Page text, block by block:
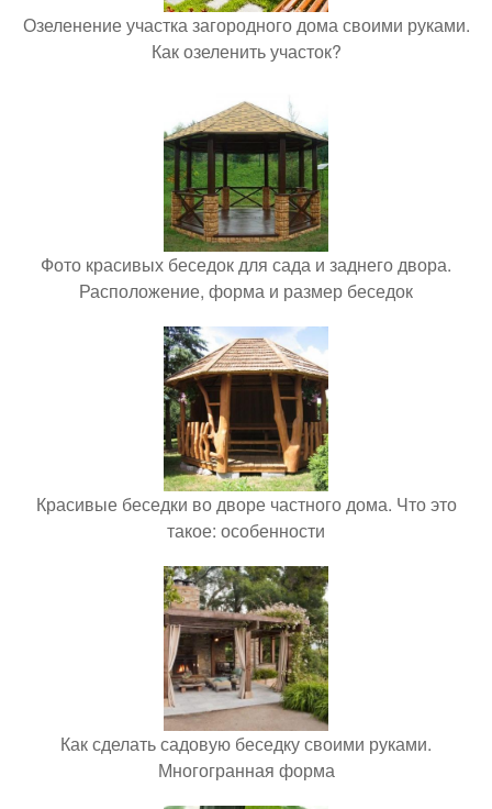
Озеленение участка загородного дома своими руками.
Как озеленить участок?
Фото красивых беседок для сада и заднего двора.
Расположение, форма и размер беседок
Красивые беседки во дворе частного дома. Что это
такое: особенности
Как сделать садовую беседку своими руками.
Многогранная форма